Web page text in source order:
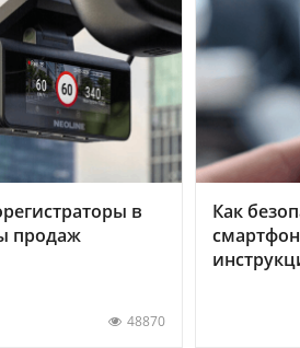
в
продаж
48870
Как